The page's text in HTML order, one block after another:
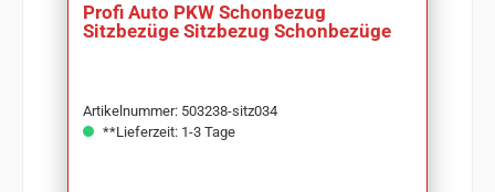
Profi Auto PKW Schonbezug
Sitzbezüge Sitzbezug Schonbezüge
Artikelnummer: 503238-sitz034
**Lieferzeit: 1-3 Tage